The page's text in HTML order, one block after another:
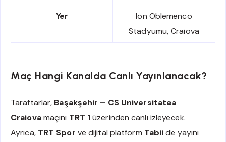
Yer
Ion Oblemenco
Stadyumu, Craiova
Maç Hangi Kanalda Canlı Yayınlanacak?
Taraftarlar, Başakşehir – CS Universitatea
Craiovamaçını TRT 1üzerinden canlı izleyecek.
Ayrıca, TRT Spor ve dijital platform Tabiide yayını